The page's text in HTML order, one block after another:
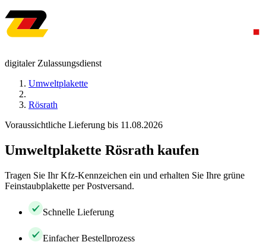
digitaler Zulassungsdienst
Umweltplakette
Rösrath
Voraussichtliche Lieferung bis 11.08.2026
Umweltplakette Rösrath kaufen
Tragen Sie Ihr Kfz-Kennzeichen ein und erhalten Sie Ihre grüne
Feinstaubplakette per Postversand.
Schnelle Lieferung
Einfacher Bestellprozess